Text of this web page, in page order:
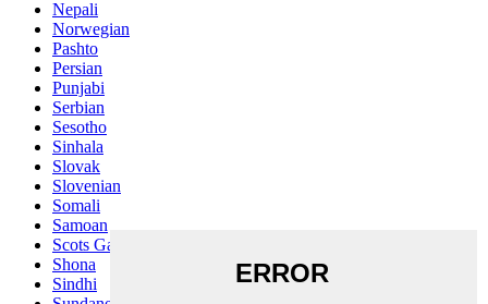
Nepali
Norwegian
Pashto
Persian
Punjabi
Serbian
Sesotho
Sinhala
Slovak
Slovenian
Somali
Samoan
Scots Gaelic
Shona
Sindhi